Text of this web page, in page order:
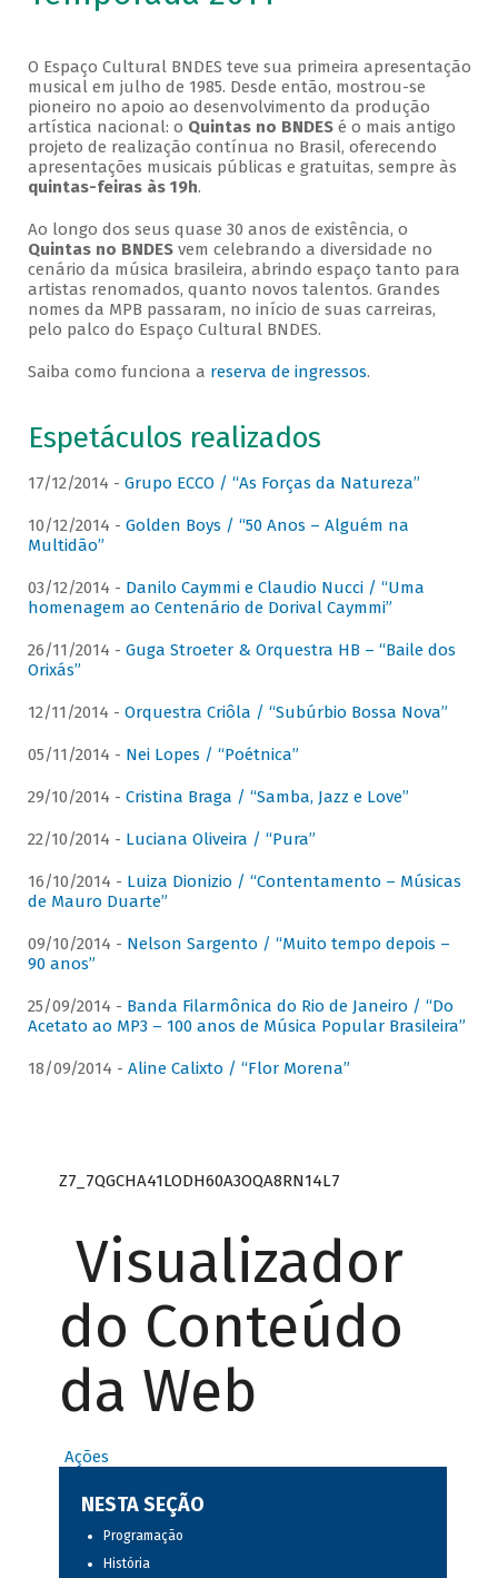
O Espaço Cultural BNDES teve sua primeira apresentação
musical em julho de 1985. Desde então, mostrou-se
pioneiro no apoio ao desenvolvimento da produção
artística nacional: o Quintas no BNDESé o mais antigo
projeto de realização contínua no Brasil, oferecendo
apresentações musicais públicas e gratuitas, sempre às
quintas-feiras às 19h.
Ao longo dos seus quase 30 anos de existência, o
Quintas no BNDESvem celebrando a diversidade no
cenário da música brasileira, abrindo espaço tanto para
artistas renomados, quanto novos talentos. Grandes
nomes da MPB passaram, no início de suas carreiras,
pelo palco do Espaço Cultural BNDES.
Saiba como funciona a reserva de ingressos.
Espetáculos realizados
17/12/2014 - Grupo ECCO / “As Forças da Natureza”
10/12/2014 - Golden Boys / “50 Anos – Alguém na
Multidão”
03/12/2014 - Danilo Caymmi e Claudio Nucci / “Uma
homenagem ao Centenário de Dorival Caymmi”
26/11/2014 - Guga Stroeter & Orquestra HB – “Baile dos
Orixás”
12/11/2014 - Orquestra Criôla / “Subúrbio Bossa Nova”
05/11/2014 - Nei Lopes / “Poétnica”
29/10/2014 - Cristina Braga / “Samba, Jazz e Love”
22/10/2014 - Luciana Oliveira / “Pura”
16/10/2014 - Luiza Dionizio / “Contentamento – Músicas
de Mauro Duarte”
09/10/2014 - Nelson Sargento / “Muito tempo depois –
90 anos”
25/09/2014 - Banda Filarmônica do Rio de Janeiro / “Do
Acetato ao MP3 – 100 anos de Música Popular Brasileira”
18/09/2014 - Aline Calixto / “Flor Morena”
Z7_7QGCHA41LODH60A3OQA8RN14L7
Visualizador
do Conteúdo
da Web
Ações
NESTA SEÇÃO
Programação
História